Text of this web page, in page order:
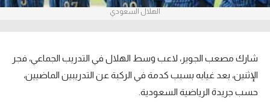
بطولات
أمريكا 2026
الدوري المصري
الهلال السعودي
شارك مصعب الجوير، لاعب وسط الهلال في التدريب الجماعي، فجر
الإثنين، بعد غيابه بسبب كدمة في الركبة عن التدريبين الماضيين،
حسب جريدة الرياضية السعودية.